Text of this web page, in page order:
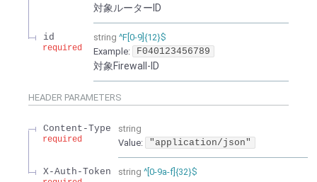
対象ルーターID
id
required
string ^F[0-9]{12}$
Example:
F040123456789
対象Firewall-ID
HEADER PARAMETERS
Content-Type
required
string
Value: "application/json"
X-Auth-Token string ^[0-9a-f]{32}$